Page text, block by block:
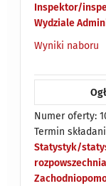
Inspektor/
Wydziale
Wyniki naboru
Numer oferty:
Termin
Statystyk/